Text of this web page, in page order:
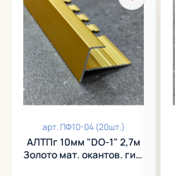
арт.ПФ10-04 (20шт.)
АЛТПг 10мм "DO-1" 2,7м
Золото мат. окантов. гиб.